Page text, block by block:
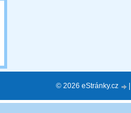
© 2026 eStránky.cz